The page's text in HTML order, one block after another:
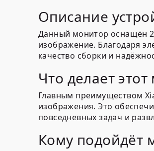
Описание
Данный монитор оснащён
изображение. Благодаря
качество сборки и
Что делает
Главным преимуществом
изображения. Это
повседневных задач и
Кому подойдёт